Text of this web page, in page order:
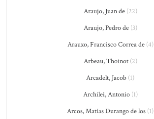
Araujo, Juan de(22)
Araujo, Pedro de(3)
Arauxo, Francisco Correa de(4)
Arbeau, Thoinot(2)
Arcadelt, Jacob (1)
Archilei, Antonio(1)
Arcos, Matías Durango de los (1)